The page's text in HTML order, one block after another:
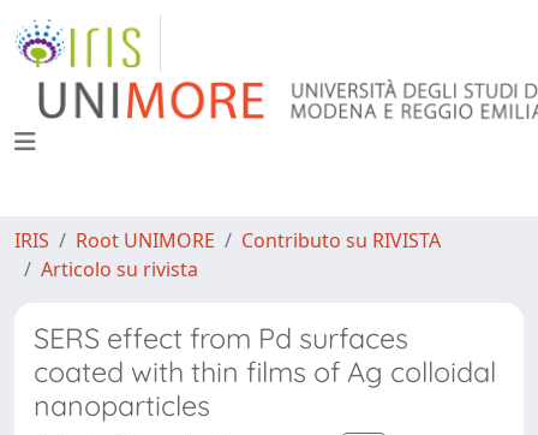
IRIS Root UNIMORE
Contributo su RIVISTA
Articolo su rivista
SERS effect from Pd surfaces
coated with thin films of Ag colloidal
nanoparticles